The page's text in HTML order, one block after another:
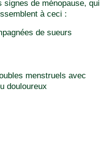
signes de ménopause, qui
à ceci :
de sueurs
menstruels avec
douloureux